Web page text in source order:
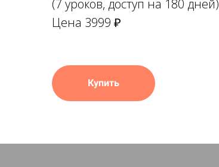
(7 уроков, доступ на 180 дней)
Цена 3999 ₽
Купить